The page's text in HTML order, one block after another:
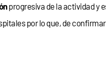
progresiva de la actividad y
por lo que, de